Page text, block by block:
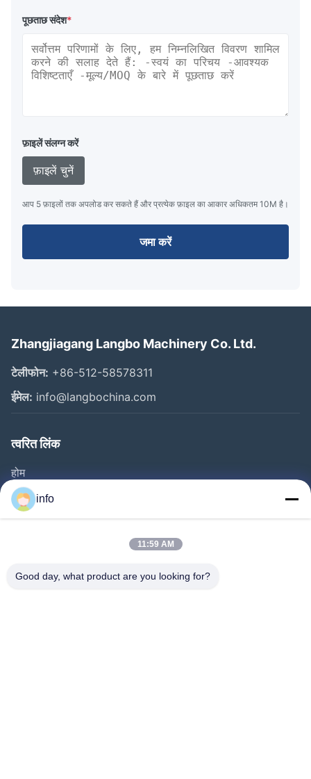
पूछताछ संदेश*
फ़ाइलें संलग्न करें
फ़ाइलें चुनें
आप 5 फ़ाइलों तक अपलोड कर सकते हैं और प्रत्येक फ़ाइल का आकार अधिकतम 10M है।
जमा करें
Zhangjiagang Langbo Machinery Co. Ltd.
टेलीफोन: +86-512-58578311
ईमेल: info@langbochina.com
त्वरित लिंक
होम
उत्पाद
वीडियो
फैक्टरी यात्रा
info
11:59 AM
Good day, what product are you looking for?